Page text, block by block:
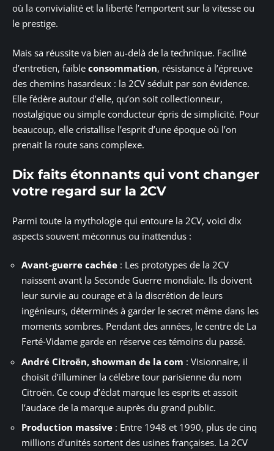
où la convivialité et la liberté l’emportent sur la vitesse ou
le prestige.
Mais sa réussite va bien au-delà de la technique. Facilité
d’entretien, faible consommation, résistance à l’épreuve
des chemins hasardeux : la 2CV séduit par son évidence.
Elle fédère autour d’elle, qu’on soit collectionneur,
nostalgique ou simple conducteur épris de simplicité. Pour
beaucoup, elle cristallise l’esprit d’une époque où l’on
prenait la route sans complexe.
Dix faits étonnants qui vont changer
votre regard sur la 2CV
Parmi toute la mythologie qui entoure la 2CV, voici dix
aspects souvent méconnus ou inattendus :
Avant-guerre cachée : Les prototypes de la 2CV
naissent avant la Seconde Guerre mondiale. Ils doivent
leur survie au courage et à la discrétion de leurs
ingénieurs, déterminés à garder le secret même dans les
moments sombres. Pendant des années, le centre de La
Ferté-Vidame garde en réserve ces témoins du passé.
André Citroën, showman de la com : Visionnaire, il
choisit d’illuminer la célèbre tour parisienne du nom
Citroën. Ce coup d’éclat marque les esprits et assoit
l’audace de la marque auprès du grand public.
Production massive : Entre 1948 et 1990, plus de cinq
millions d’unités sortent des usines françaises. La 2CV